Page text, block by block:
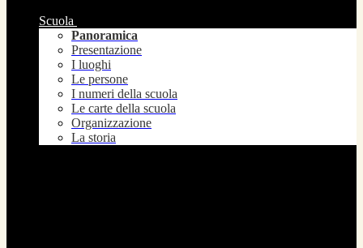
Scuola
Panoramica
Presentazione
I luoghi
Le persone
I numeri della scuola
Le carte della scuola
Organizzazione
La storia